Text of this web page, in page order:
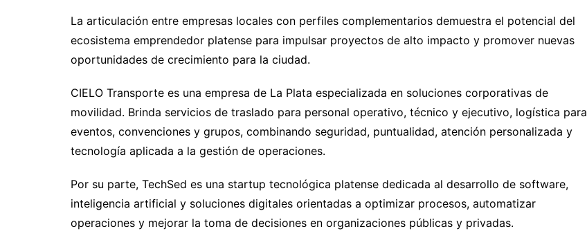
La articulación entre empresas locales con perfiles complementarios demuestra el potencial del
ecosistema emprendedor platense para impulsar proyectos de alto impacto y promover nuevas
oportunidades de crecimiento para la ciudad.
CIELO Transporte es una empresa de La Plata especializada en soluciones corporativas de
movilidad. Brinda servicios de traslado para personal operativo, técnico y ejecutivo, logística para
eventos, convenciones y grupos, combinando seguridad, puntualidad, atención personalizada y
tecnología aplicada a la gestión de operaciones.
Por su parte, TechSed es una startup tecnológica platense dedicada al desarrollo de software,
inteligencia artificial y soluciones digitales orientadas a optimizar procesos, automatizar
operaciones y mejorar la toma de decisiones en organizaciones públicas y privadas.